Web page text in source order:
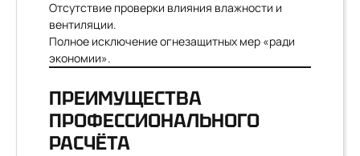
Отсутствие проверки влияния влажности и
вентиляции.
Полное исключение огнезащитных мер «ради
экономии».
ПРЕИМУЩЕСТВА
ПРОФЕССИОНАЛЬНОГО
РАСЧЁТА